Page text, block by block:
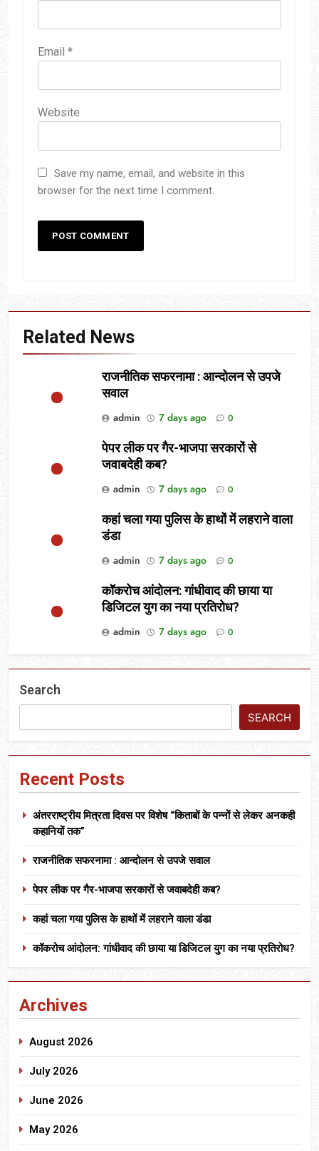
Email *
Website
Save my name, email, and website in this
browser for the next time I comment.
Related News
राजनीतिक सफरनामा : आन्दोलन से उपजे
सवाल
admin
7 days ago 0
पेपर लीक पर गैर-भाजपा सरकारों से
जवाबदेही कब?
admin
7 days ago 0
कहां चला गया पुलिस के हाथों में लहराने वाला
डंडा
admin
7 days ago 0
कॉकरोच आंदोलन: गांधीवाद की छाया या
डिजिटल युग का नया प्रतिरोध?
admin
7 days ago 0
Search
SEARCH
Recent Posts
अंतरराष्ट्रीय मित्रता दिवस पर विशेष “किताबों के पन्नों से लेकर अनकही
कहानियों तक”
राजनीतिक सफरनामा : आन्दोलन से उपजे सवाल
पेपर लीक पर गैर-भाजपा सरकारों से जवाबदेही कब?
कहां चला गया पुलिस के हाथों में लहराने वाला डंडा
कॉकरोच आंदोलन: गांधीवाद की छाया या डिजिटल युग का नया प्रतिरोध?
Archives
August 2026
July 2026
June 2026
May 2026